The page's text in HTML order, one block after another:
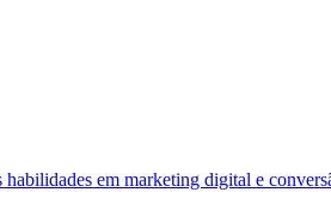
em marketing digital e